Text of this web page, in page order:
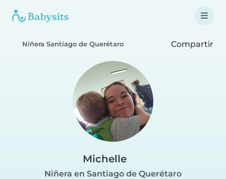
Niñera Santiago de Querétaro Compartir
Michelle
Niñera en Santiago de Querétaro